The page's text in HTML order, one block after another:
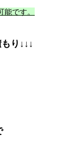
です。
り↓↓↓